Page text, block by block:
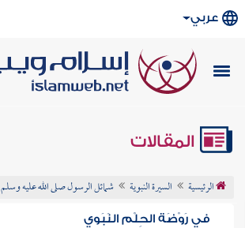
عربي
المقالات
الرئيسية السيرة النبوية شمائل الرسول صلى الله عليه وسلم
في رَوْضَة الحِلْم النَبَوي